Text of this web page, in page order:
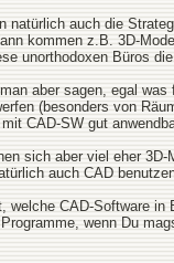
natürlich auch die
kommen z.B. 3D-
unorthodoxen Büros
aber sagen, egal
(besonders von
CAD-SW gut
sich aber viel eher
auch CAD
welche CAD-Software
wenn Du